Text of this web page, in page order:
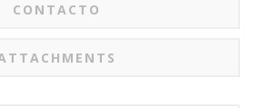
CONTACTO